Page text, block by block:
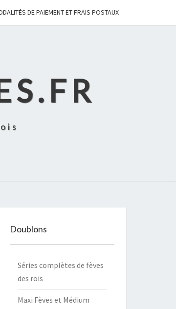
DE PAIEMENT ET FRAIS POSTAUX
Doublons
Séries complètes de fèves
des rois
Maxi Fèves et Médium